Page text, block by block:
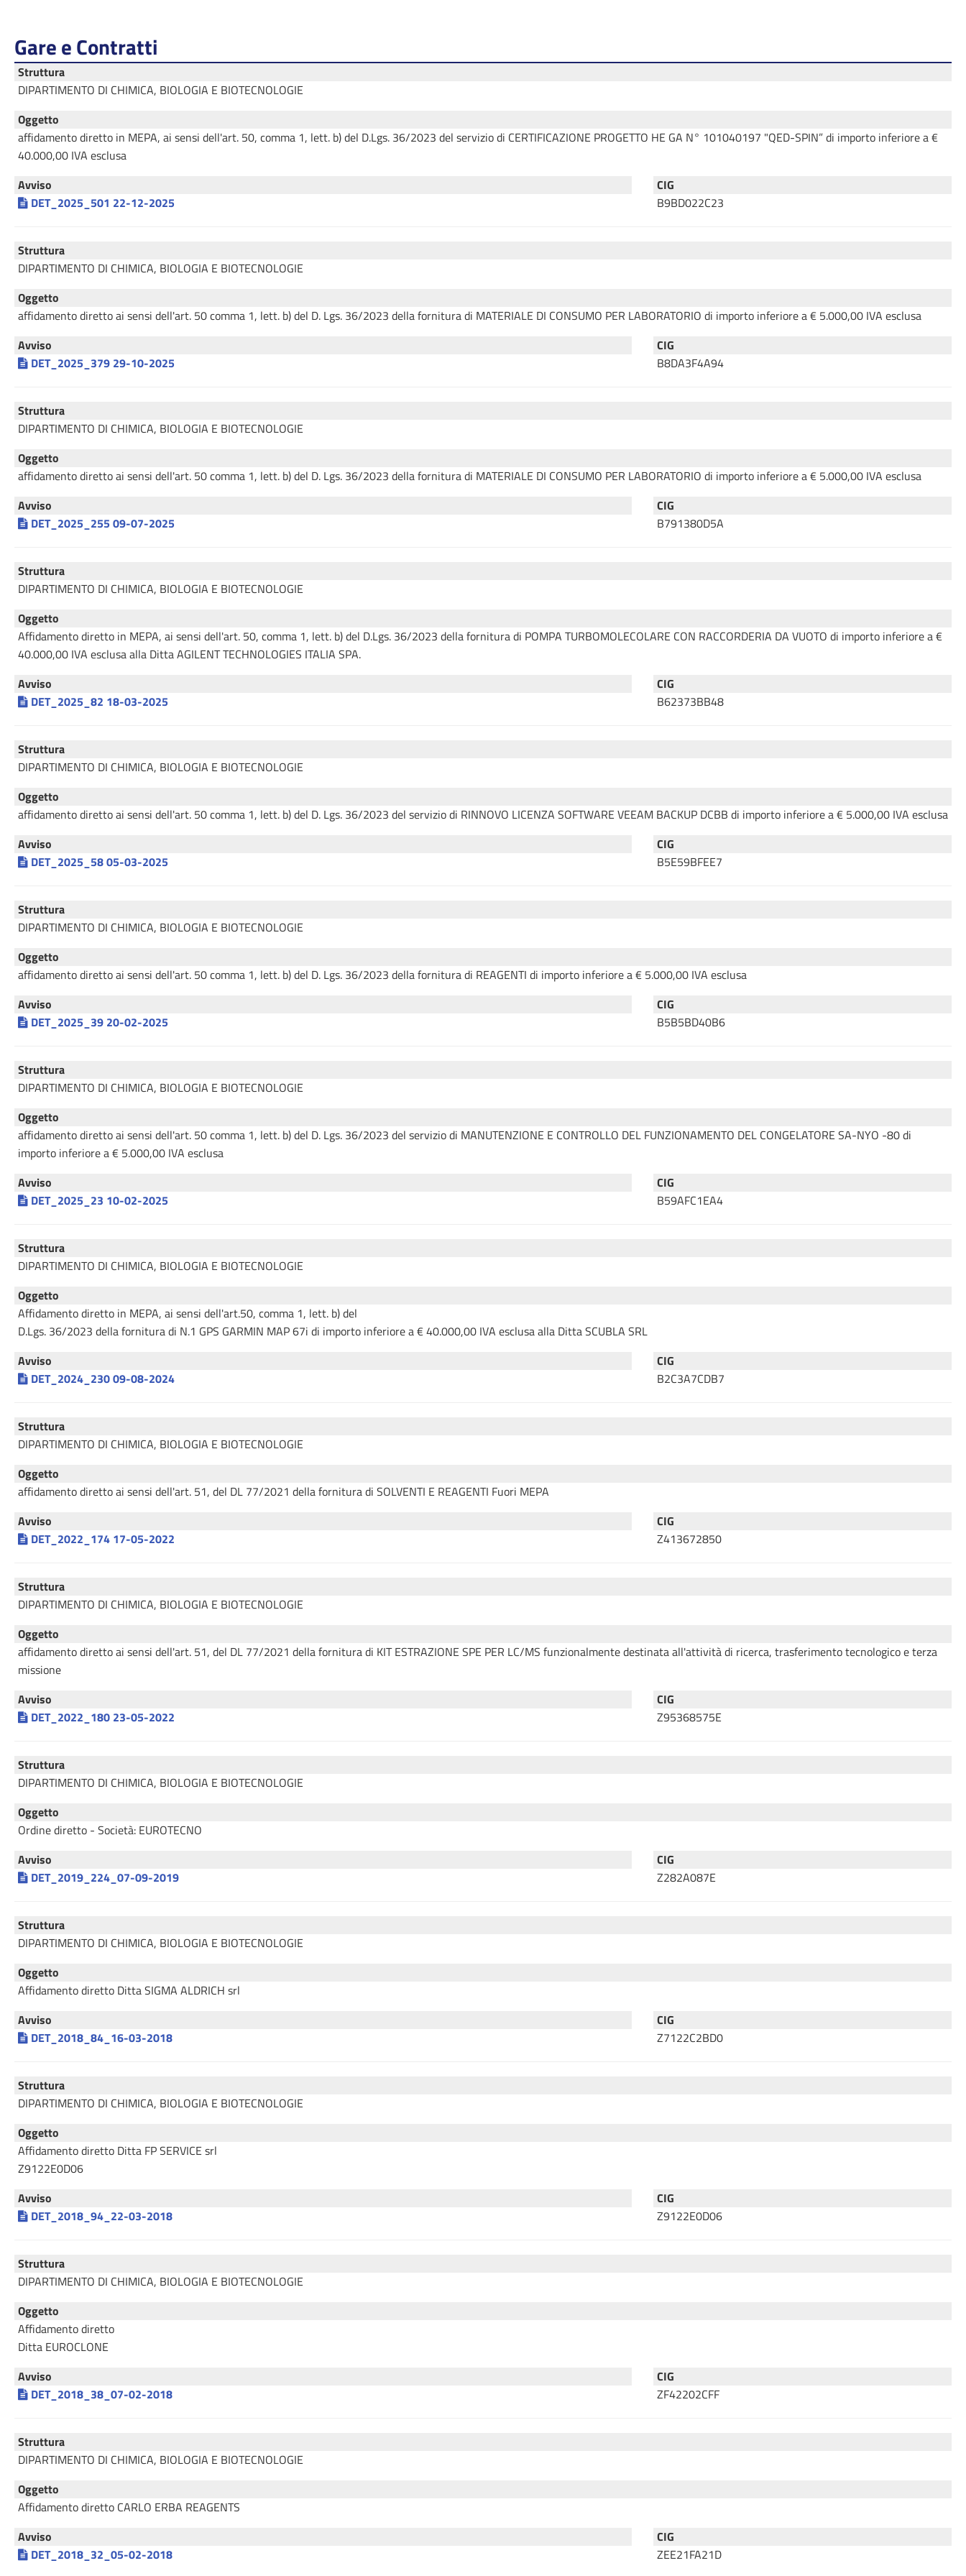
Gare e Contratti
Struttura
DIPARTIMENTO DI CHIMICA, BIOLOGIA E BIOTECNOLOGIE
Oggetto
affidamento diretto in MEPA, ai sensi dell'art. 50, comma 1, lett. b) del D.Lgs. 36/2023 del servizio di CERTIFICAZIONE PROGETTO HE GA N° 101040197 "QED-SPIN” di importo inferiore a €
40.000,00 IVA esclusa
Avviso
DET_2025_501 22-12-2025
CIG
B9BD022C23
Struttura
DIPARTIMENTO DI CHIMICA, BIOLOGIA E BIOTECNOLOGIE
Oggetto
affidamento diretto ai sensi dell'art. 50 comma 1, lett. b) del D. Lgs. 36/2023 della fornitura di MATERIALE DI CONSUMO PER LABORATORIO di importo inferiore a € 5.000,00 IVA esclusa
Avviso
DET_2025_379 29-10-2025
CIG
B8DA3F4A94
Struttura
DIPARTIMENTO DI CHIMICA, BIOLOGIA E BIOTECNOLOGIE
Oggetto
affidamento diretto ai sensi dell'art. 50 comma 1, lett. b) del D. Lgs. 36/2023 della fornitura di MATERIALE DI CONSUMO PER LABORATORIO di importo inferiore a € 5.000,00 IVA esclusa
Avviso
DET_2025_255 09-07-2025
CIG
B791380D5A
Struttura
DIPARTIMENTO DI CHIMICA, BIOLOGIA E BIOTECNOLOGIE
Oggetto
Affidamento diretto in MEPA, ai sensi dell'art. 50, comma 1, lett. b) del D.Lgs. 36/2023 della fornitura di POMPA TURBOMOLECOLARE CON RACCORDERIA DA VUOTO di importo inferiore a €
40.000,00 IVA esclusa alla Ditta AGILENT TECHNOLOGIES ITALIA SPA.
Avviso
DET_2025_82 18-03-2025
CIG
B62373BB48
Struttura
DIPARTIMENTO DI CHIMICA, BIOLOGIA E BIOTECNOLOGIE
Oggetto
affidamento diretto ai sensi dell'art. 50 comma 1, lett. b) del D. Lgs. 36/2023 del servizio di RINNOVO LICENZA SOFTWARE VEEAM BACKUP DCBB di importo inferiore a € 5.000,00 IVA esclusa
Avviso
DET_2025_58 05-03-2025
CIG
B5E59BFEE7
Struttura
DIPARTIMENTO DI CHIMICA, BIOLOGIA E BIOTECNOLOGIE
Oggetto
affidamento diretto ai sensi dell'art. 50 comma 1, lett. b) del D. Lgs. 36/2023 della fornitura di REAGENTI di importo inferiore a € 5.000,00 IVA esclusa
Avviso
DET_2025_39 20-02-2025
CIG
B5B5BD40B6
Struttura
DIPARTIMENTO DI CHIMICA, BIOLOGIA E BIOTECNOLOGIE
Oggetto
affidamento diretto ai sensi dell'art. 50 comma 1, lett. b) del D. Lgs. 36/2023 del servizio di MANUTENZIONE E CONTROLLO DEL FUNZIONAMENTO DEL CONGELATORE SA-NYO -80 di
importo inferiore a € 5.000,00 IVA esclusa
Avviso
DET_2025_23 10-02-2025
CIG
B59AFC1EA4
Struttura
DIPARTIMENTO DI CHIMICA, BIOLOGIA E BIOTECNOLOGIE
Oggetto
Affidamento diretto in MEPA, ai sensi dell'art.50, comma 1, lett. b) del
D.Lgs. 36/2023 della fornitura di N.1 GPS GARMIN MAP 67i di importo inferiore a € 40.000,00 IVA esclusa alla Ditta SCUBLA SRL
Avviso
DET_2024_230 09-08-2024
CIG
B2C3A7CDB7
Struttura
DIPARTIMENTO DI CHIMICA, BIOLOGIA E BIOTECNOLOGIE
Oggetto
affidamento diretto ai sensi dell'art. 51, del DL 77/2021 della fornitura di SOLVENTI E REAGENTI Fuori MEPA
Avviso
DET_2022_174 17-05-2022
CIG
Z413672850
Struttura
DIPARTIMENTO DI CHIMICA, BIOLOGIA E BIOTECNOLOGIE
Oggetto
affidamento diretto ai sensi dell'art. 51, del DL 77/2021 della fornitura di KIT ESTRAZIONE SPE PER LC/MS funzionalmente destinata all'attività di ricerca, trasferimento tecnologico e terza
missione
Avviso
DET_2022_180 23-05-2022
CIG
Z95368575E
Struttura
DIPARTIMENTO DI CHIMICA, BIOLOGIA E BIOTECNOLOGIE
Oggetto
Ordine diretto - Società: EUROTECNO
Avviso
DET_2019_224_07-09-2019
CIG
Z282A087E
Struttura
DIPARTIMENTO DI CHIMICA, BIOLOGIA E BIOTECNOLOGIE
Oggetto
Affidamento diretto Ditta SIGMA ALDRICH srl
Avviso
DET_2018_84_16-03-2018
CIG
Z7122C2BD0
Struttura
DIPARTIMENTO DI CHIMICA, BIOLOGIA E BIOTECNOLOGIE
Oggetto
Affidamento diretto Ditta FP SERVICE srl
Z9122E0D06
Avviso
DET_2018_94_22-03-2018
CIG
Z9122E0D06
Struttura
DIPARTIMENTO DI CHIMICA, BIOLOGIA E BIOTECNOLOGIE
Oggetto
Affidamento diretto
Ditta EUROCLONE
Avviso
DET_2018_38_07-02-2018
CIG
ZF42202CFF
Struttura
DIPARTIMENTO DI CHIMICA, BIOLOGIA E BIOTECNOLOGIE
Oggetto
Affidamento diretto CARLO ERBA REAGENTS
Avviso
DET_2018_32_05-02-2018
CIG
ZEE21FA21D